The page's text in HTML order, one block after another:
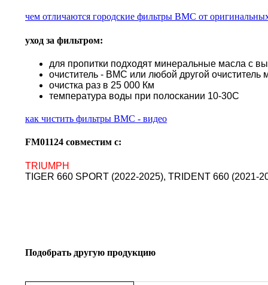
чем отличаются городские фильтры BMC от
уход за фильтром:
для пропитки подходят минеральные масла с
очиститель - BMC или любой другой
очистка раз в 25 000 Км
температура воды при полоскании 10-30С
как чистить фильтры BMC - видео
FM01124 совместим с:
TRIUMPH
TIGER 660 SPORT (2022-2025), TRIDENT 660 (2021-
Подобрать другую продукцию